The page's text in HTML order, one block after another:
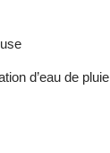
d’eau de pluie